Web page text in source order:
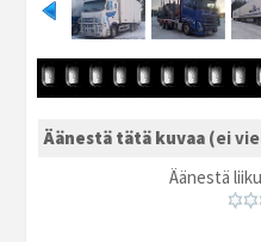
Äänestä tätä kuvaa (ei
Äänestä